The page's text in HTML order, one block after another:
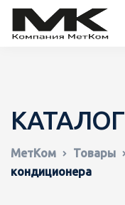
КАТАЛОГ
МетКом Товары
кондиционера